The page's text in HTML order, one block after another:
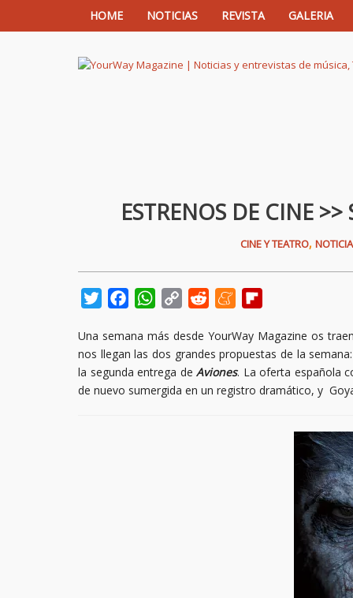
HOME NOTICIAS REVISTA GALERIA
ESTRENOS DE CINE
CINE Y TEATRO,
TwitterFacebookWhatsApp
Copy
Reddit Meneame
Una semana más desde YourWay Magazine os
nos llegan las dos grandes propuestas de la
la segunda entrega deAviones. La oferta española
de nuevo sumergida en un registro dramático, y